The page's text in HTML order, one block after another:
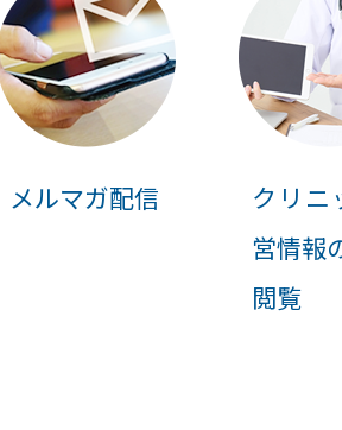
メルマガ配信
クリニ
営情報
閲覧